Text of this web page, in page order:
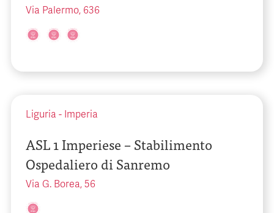
Via Palermo, 636
Liguria - Imperia
ASL 1 Imperiese – Stabilimento
Ospedaliero di Sanremo
Via G. Borea, 56